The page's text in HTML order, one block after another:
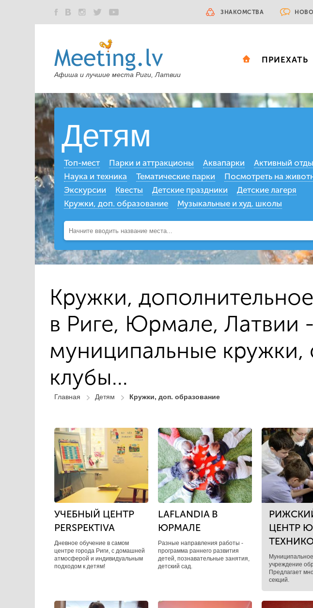
ЗНАКОМСТВА
Афиша и лучшие места Риги, Латвии
ПРИЕХАТЬ
Детям
Топ-мест Парки и аттракционы Аквапарки
Активный
Наука и техника
Тематические парки
Посмотреть на
Экскурсии
​Квесты Детские праздники
Детские лагеря
Кружки, доп. образование
Музыкальные и худ. школы
Кружки,
в Риге, Юрмале, Латвии
муниципальные кружки,
клубы...
Главная Детям Кружки, доп. образование
УЧЕБНЫЙ ЦЕНТР
PERSPEKTIVA
Дневное обучение в самом
центре города Риги, с домашней
атмосферой и индивидуальным
подходом к детям!
LAFLANDIA В
ЮРМАЛЕ
Разные направления работы -
программа раннего развития
детей, познавательные занятия,
детский сад.
ЦЕНТР
учреждение
Предлагает
секций.